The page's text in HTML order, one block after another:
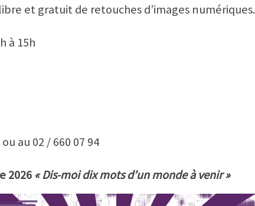
et gratuit de retouches d’images numériques.
à 15h
au 02 / 660 07 94
2026 « Dis-moi dix mots d’un monde à venir »